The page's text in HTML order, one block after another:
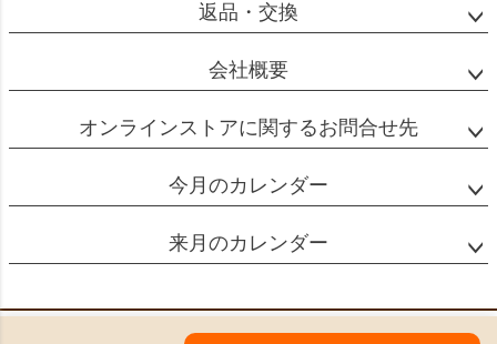
返品・交換
会社概要
オンラインストアに関するお問合せ先
今月のカレンダー
来月のカレンダー
特定商取引法に基づく表示